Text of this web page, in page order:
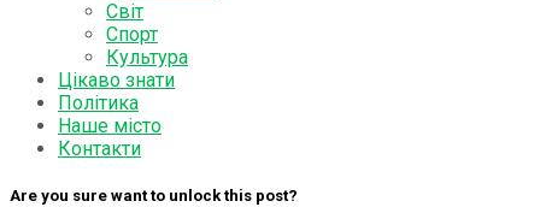
Світ
Спорт
Культура
Цікаво знати
Політика
Наше місто
Контакти
Are you sure want to unlock this post?